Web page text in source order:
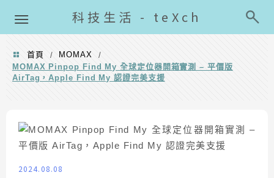
科技生活 - teXch
首頁 / MOMAX
/
MOMAX Pinpop Find My 全球定位器開箱實測 – 平價版
AirTag，Apple Find My 認證完美支援
2024.08.08